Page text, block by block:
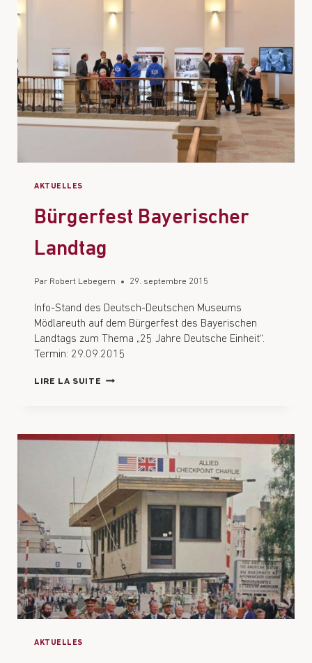
AKTUELLES
Bürgerfest Bayerischer
Landtag
Par Robert Lebegern 29. septembre 2015
Info-Stand des Deutsch-Deutschen Museums
Mödlareuth auf dem Bürgerfest des Bayerischen
Landtags zum Thema „25 Jahre Deutsche Einheit“.
Termin: 29.09.2015
LIRE LA SUITE
AKTUELLES